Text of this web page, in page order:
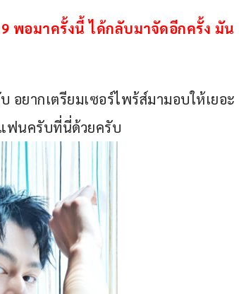
พอมาครั้งนี้ ได้กลับมาจัดอีกครั้ง มัน
อยากเตรียมเซอร์ไพร้ส์มามอบให้เยอะ
แฟนครับที่นี่ด้วยครับ